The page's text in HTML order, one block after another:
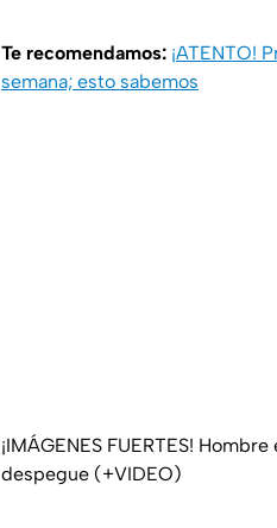
Te recomendamos: ¡ATENTO!
semana; esto sabemos
¡IMÁGENES FUERTES!
despegue (+VIDEO)